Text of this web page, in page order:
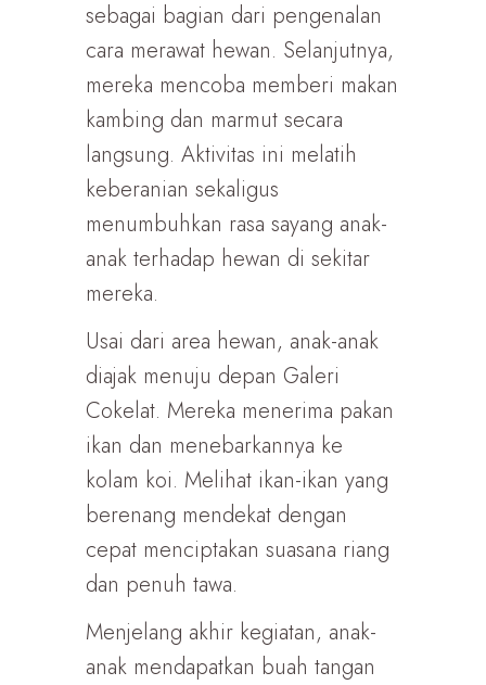
sebagai bagian dari pengenalan
cara merawat hewan. Selanjutnya,
mereka mencoba memberi makan
kambing dan marmut secara
langsung. Aktivitas ini melatih
keberanian sekaligus
menumbuhkan rasa sayang anak-
anak terhadap hewan di sekitar
mereka.
Usai dari area hewan, anak-anak
diajak menuju depan Galeri
Cokelat. Mereka menerima pakan
ikan dan menebarkannya ke
kolam koi. Melihat ikan-ikan yang
berenang mendekat dengan
cepat menciptakan suasana riang
dan penuh tawa.
Menjelang akhir kegiatan, anak-
anak mendapatkan buah tangan